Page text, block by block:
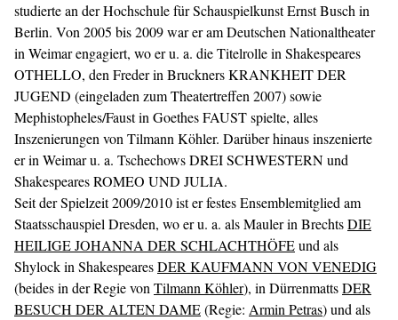
studierte an der Hochschule für Schauspielkunst Ernst Busch in
Berlin. Von 2005 bis 2009 war er am Deutschen Nationaltheater
in Weimar engagiert, wo er u. a. die Titelrolle in Shakespeares
OTHELLO, den Freder in Bruckners KRANKHEIT DER
JUGEND (eingeladen zum Theatertreffen 2007) sowie
Mephistopheles/Faust in Goethes FAUST spielte, alles
Inszenierungen von Tilmann Köhler. Darüber hinaus inszenierte
er in Weimar u. a. Tschechows DREI SCHWESTERN und
Shakespeares ROMEO UND JULIA.
Seit der Spielzeit 2009/2010 ist er festes Ensemblemitglied am
Staatsschauspiel Dresden, wo er u. a. als Mauler in BrechtsDIE
HEILIGE JOHANNA DER SCHLACHTHÖFEund als
Shylock in ShakespearesDER KAUFMANN VON VENEDIG
(beides in der Regie von Tilmann Köhler), in DürrenmattsDER
BESUCH DER ALTEN DAME(Regie: Armin Petras) und als